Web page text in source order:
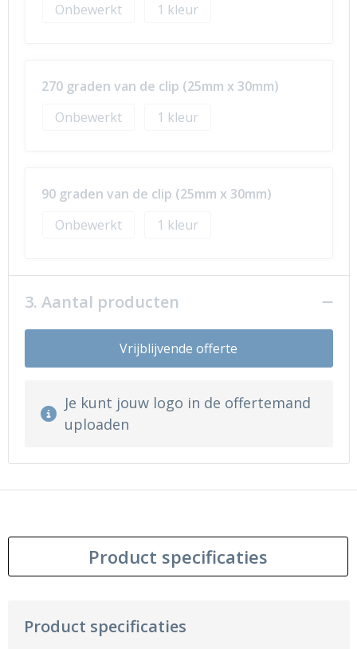
Onbewerkt
1
270 graden van de clip (25mm x 30mm)
Onbewerkt
1
90 graden van de clip (25mm x 30mm)
Onbewerkt
1
3. Aantal producten
Vrijblijvende offerte
Je kunt jouw logo in de offertemand
uploaden
Product specificaties
Product specificaties